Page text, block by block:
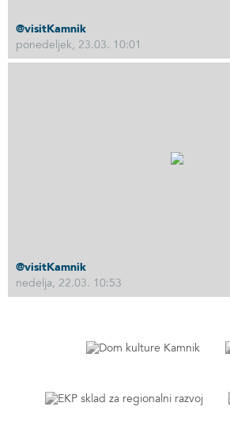
@visitKamnik
ponedeljek, 23.03. 10:01
@visitKamnik
nedelja, 22.03. 10:53